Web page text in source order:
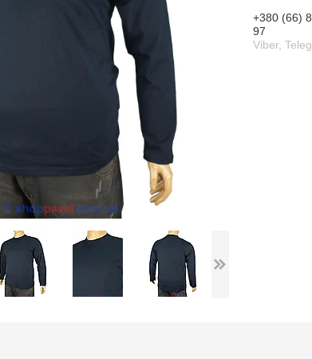
+380 (66)
97
Viber,